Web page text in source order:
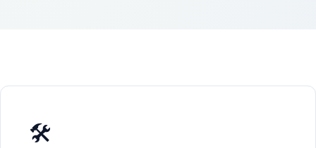
🛠️